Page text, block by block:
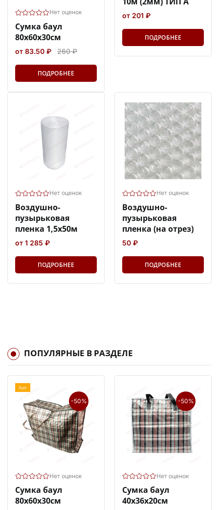
Нет оценок
Сумка баул
80х60х30см
от 83.50 ₽ 260 ₽
ПОДРОБНЕЕ
от 201 ₽
ПОДРОБНЕЕ
Нет оценок
Воздушно-
пузырьковая
пленка 1,5х50м
от 1 285 ₽
ПОДРОБНЕЕ
Нет оценок
Воздушно-
пузырьковая
пленка (на отрез)
50 ₽
ПОДРОБНЕЕ
ПОПУЛЯРНЫЕ В РАЗДЕЛЕ
-50%
Хит
Нет оценок
Сумка баул
80х60х30см
-50%
Нет оценок
Сумка баул
40х36х20см